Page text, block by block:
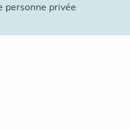
personne privée